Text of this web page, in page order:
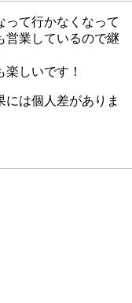
って行かなくなって
営業しているので継
しいです！
は個人差がありま